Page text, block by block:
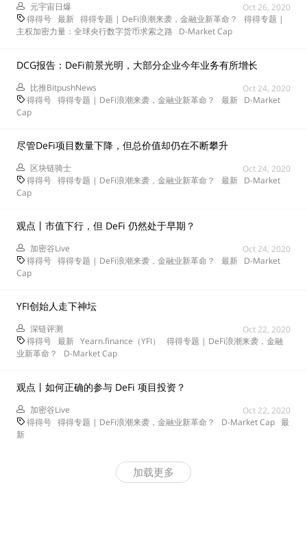
元宇宙日爆
Oct 26, 2020
得得号 最新 得得专题 | DeFi浪潮来袭，金融业新革命？
得得专题 |
主权加密力量：全球央行数字货币求索之路
D-Market Cap
DCG报告：DeFi前景光明，大部分企业今年业务有所增长
比推BitpushNews
Oct 24, 2020
得得号 得得专题 | DeFi浪潮来袭，金融业新革命？ 最新 D-Market
Cap
尽管DeFi项目数量下降，但总价值却仍在不断攀升
区块链骑士
Oct 24, 2020
得得号 得得专题 | DeFi浪潮来袭，金融业新革命？ 最新 D-Market
Cap
观点丨市值下行，但 DeFi 仍然处于早期？
加密谷Live
Oct 24, 2020
得得号 得得专题 | DeFi浪潮来袭，金融业新革命？ 最新 D-Market
Cap
YFI创始人走下神坛
深链评测
Oct 22, 2020
得得号 最新 Yearn.finance（YFI）
得得专题 | DeFi浪潮来袭，金融
业新革命？
D-Market Cap
观点丨如何正确的参与 DeFi 项目投资？
加密谷Live
Oct 22, 2020
得得号 得得专题 | DeFi浪潮来袭，金融业新革命？ D-Market Cap 最
新
加载更多